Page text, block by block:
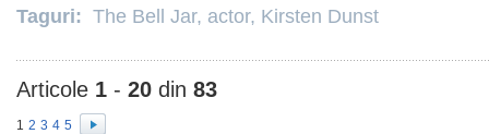
Taguri: The Bell Jar, actor, Kirsten Dunst
Articole 1 - 20 din 83
1 2 3 4 5